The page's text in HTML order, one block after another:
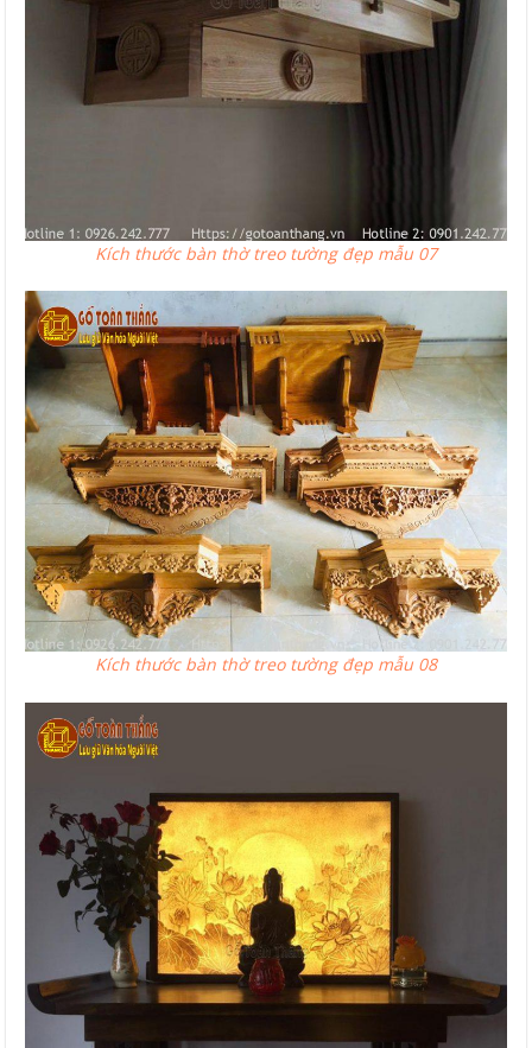
Kích thước bàn thờ treo tường đẹp mẫu 07
Kích thước bàn thờ treo tường đẹp mẫu 08